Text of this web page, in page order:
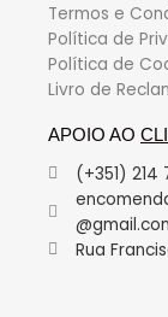
Termos e
Política de
Política de
Livro de
APOIO AO
(+351)
Rua